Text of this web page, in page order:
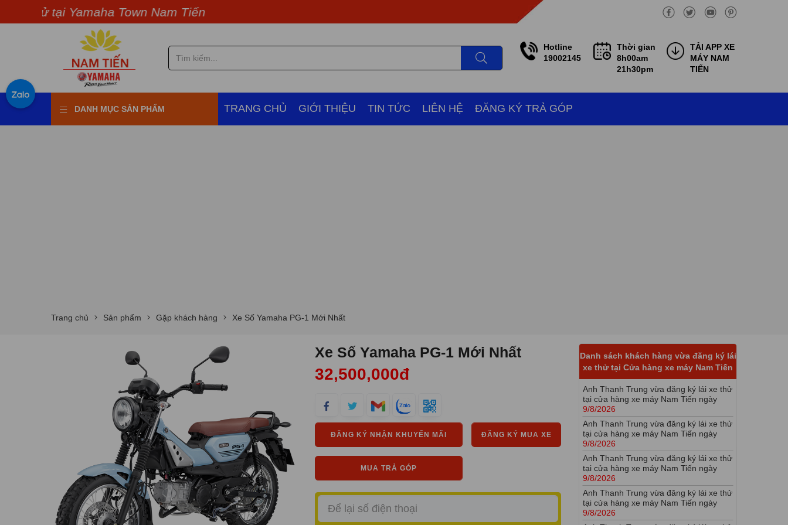
tại Yamaha Town Nam Tiến
Hotline
19002145
Thời gian
8h00am
21h30pm
TẢI APP XE
MÁY NAM
TIẾN
DANH MỤC SẢN PHẨM TRANG CHỦ GIỚI THIỆU TIN TỨC LIÊN HỆ ĐĂNG KÝ TRẢ GÓP
Trang chủ Sản phẩm Gặp khách hàng Xe Số Yamaha PG-1 Mới Nhất
Xe Số Yamaha PG-1 Mới Nhất
32,500,000đ
ĐĂNG KÝ NHẬN KHUYẾN MÃI ĐĂNG KÝ MUA XE
MUA TRẢ GÓP
Danh sách khách hàng vừa đăng ký lái
xe thử tại Cửa hàng xe máy Nam Tiến
Anh Thanh Trung vừa đăng ký lái xe thử
tại cửa hàng xe máy Nam Tiến ngày
Anh Thanh Trung vừa đăng ký lái xe thử
tại cửa hàng xe máy Nam Tiến ngày
9/8/2026
Anh Thanh Trung vừa đăng ký lái xe thử
tại cửa hàng xe máy Nam Tiến ngày
9/8/2026
Anh Thanh Trung vừa đăng ký lái xe thử
tại cửa hàng xe máy Nam Tiến ngày
9/8/2026
Anh Thanh Trung vừa đăng ký lái xe thử
tại cửa hàng xe máy Nam Tiến ngày
9/8/2026